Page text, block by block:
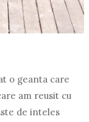
o geanta care
am reusit cu
de inteles